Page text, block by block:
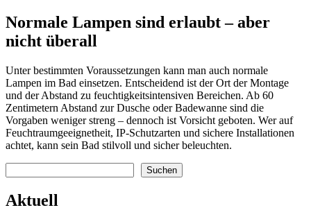
Normale Lampen sind erlaubt – aber
nicht überall
Unter bestimmten Voraussetzungen kann man auch normale
Lampen im Bad einsetzen. Entscheidend ist der Ort der Montage
und der Abstand zu feuchtigkeitsintensiven Bereichen. Ab 60
Zentimetern Abstand zur Dusche oder Badewanne sind die
Vorgaben weniger streng – dennoch ist Vorsicht geboten. Wer auf
Feuchtraumgeeignetheit, IP-Schutzarten und sichere Installationen
achtet, kann sein Bad stilvoll und sicher beleuchten.
Suchen
Aktuell